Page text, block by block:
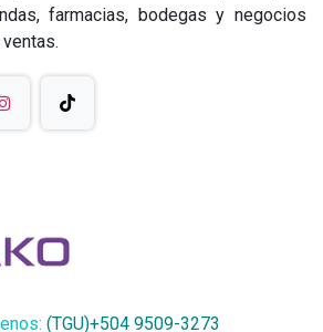
farmacias, bodegas y negocios
(TGU)+504 9509-3273